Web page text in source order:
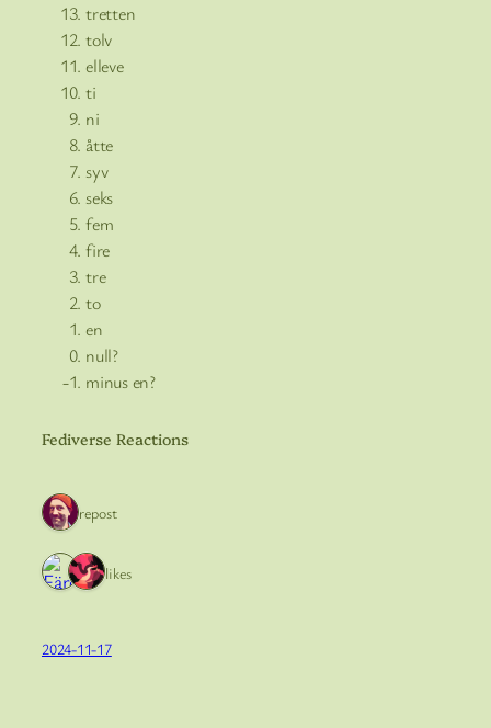
tretten
tolv
elleve
ti
ni
åtte
syv
seks
fem
fire
tre
to
en
null?
minus en?
Fediverse Reactions
1 repost
2 likes
2024-11-17